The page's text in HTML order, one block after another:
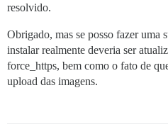
resolvido.
Obrigado, mas se posso fazer uma
instalar realmente deveria ser
force_https, bem como o fato de
upload das imagens.